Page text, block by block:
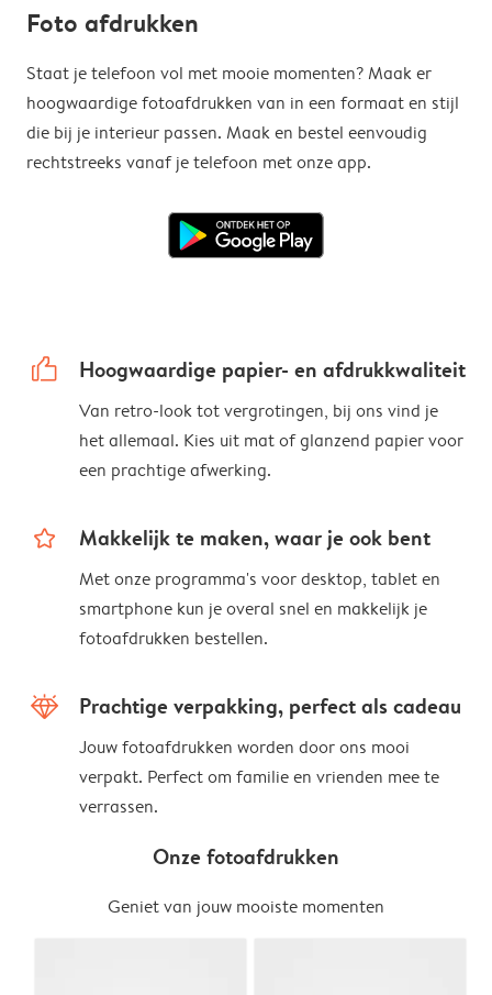
Foto afdrukken
Staat je telefoon vol met mooie momenten? Maak er
hoogwaardige fotoafdrukken van in een formaat en stijl
die bij je interieur passen. Maak en bestel eenvoudig
rechtstreeks vanaf je telefoon met onze app.
thumbs_up Hoogwaardige papier- en afdrukkwaliteit
Van retro-look tot vergrotingen, bij ons vind je
het allemaal. Kies uit mat of glanzend papier voor
een prachtige afwerking.
star_outline Makkelijk te maken, waar je ook bent
Met onze programma's voor desktop, tablet en
smartphone kun je overal snel en makkelijk je
fotoafdrukken bestellen.
diamond Prachtige verpakking, perfect als cadeau
Jouw fotoafdrukken worden door ons mooi
verpakt. Perfect om familie en vrienden mee te
verrassen.
Onze fotoafdrukken
Geniet van jouw mooiste momenten